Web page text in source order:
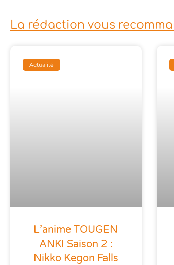
La rédaction vous
Actualité
L’anime TOUGEN
ANKI Saison 2 :
Nikko Kegon Falls